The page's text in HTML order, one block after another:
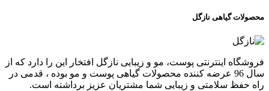
محصولات گیاهی نازگل
فروشگاه اینترنتی پوست، مو و زیبایی نازگل افتخار این را دارد که از
سال 96 عرضه کننده محصولات گیاهی پوست و مو بوده ، قدمی در
راه حفظ سلامتی و زیبایی شما مشتریان عزیز برداشته است.